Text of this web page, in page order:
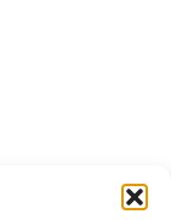
Galleria)